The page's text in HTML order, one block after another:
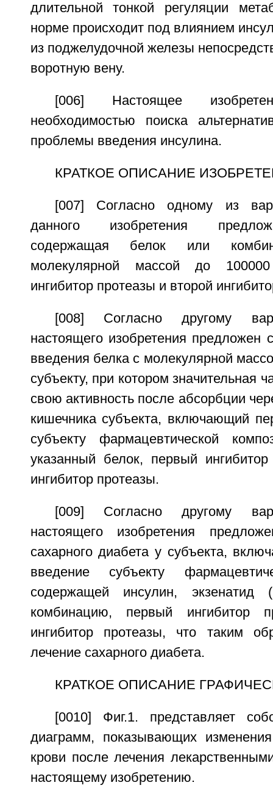
длительной тонкой регуляции
норме происходит под влиянием
из поджелудочной железы
воротную вену.
[006] Настоящее
необходимостью поиска
проблемы введения инсулина.
КРАТКОЕ ОПИСАНИЕ
[007] Согласно одному из
данного изобретения
содержащая белок или
молекулярной массой до
ингибитор протеазы и второй
[008] Согласно другому
настоящего изобретения предложен
введения белка с молекулярной
субъекту, при котором значительная
свою активность после абсорбции
кишечника субъекта, включающий
субъекту фармацевтической
указанный белок, первый
ингибитор протеазы.
[009] Согласно другому
настоящего изобретения
сахарного диабета у субъекта,
введение субъекту
содержащей инсулин, экзенатид
комбинацию, первый ингибитор
ингибитор протеазы, что таким
лечение сахарного диабета.
КРАТКОЕ ОПИСАНИЕ
[0010] Фиг.1. представляет
диаграмм, показывающих
крови после лечения
настоящему изобретению.